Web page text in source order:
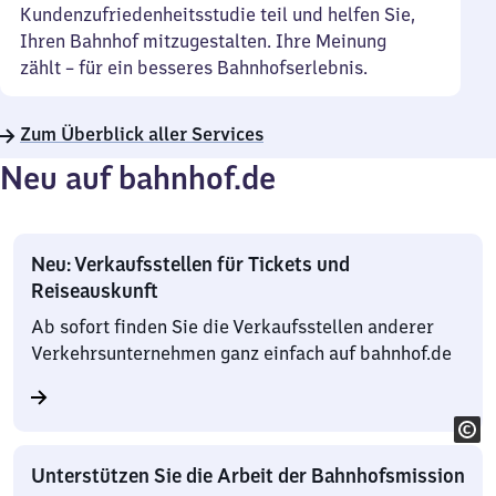
Kundenzufriedenheitsstudie teil und helfen Sie,
Ihren Bahnhof mitzugestalten. Ihre Meinung
zählt – für ein besseres Bahnhofserlebnis.
Zum Überblick aller Services
Neu auf bahnhof.de
Neu: Verkaufsstellen für Tickets und
Reiseauskunft
Ab sofort finden Sie die Verkaufsstellen anderer
Verkehrsunternehmen ganz einfach auf bahnhof.de
Unterstützen Sie die Arbeit der Bahnhofsmission